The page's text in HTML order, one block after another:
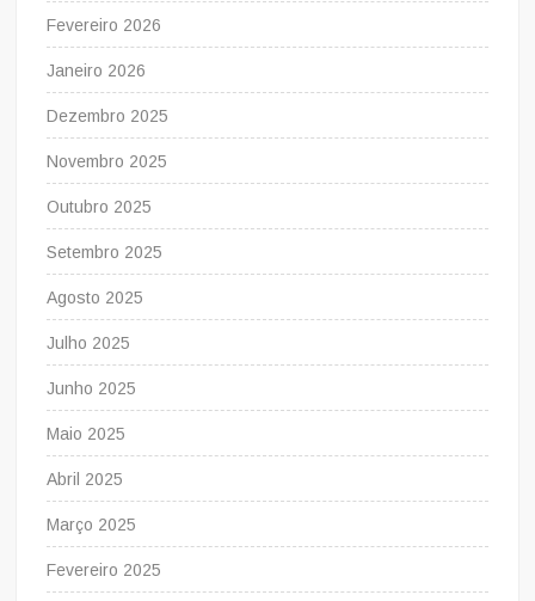
Fevereiro 2026
Janeiro 2026
Dezembro 2025
Novembro 2025
Outubro 2025
Setembro 2025
Agosto 2025
Julho 2025
Junho 2025
Maio 2025
Abril 2025
Março 2025
Fevereiro 2025